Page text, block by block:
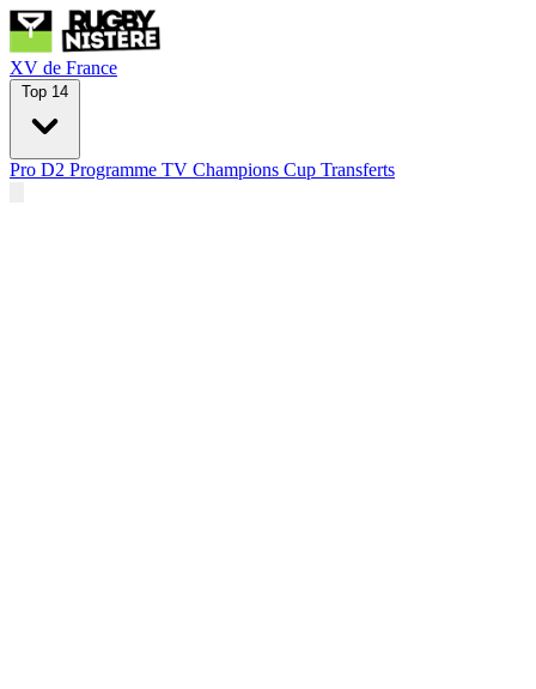
XV de France
Top 14
Pro D2 Programme TV Champions Cup Transferts